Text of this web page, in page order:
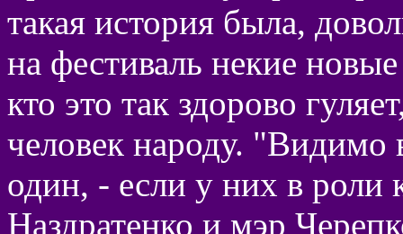
такая история была,
на фестиваль некие
кто это так здорово
человек народу. "Видимо
один, - если у них в роли
Наздратенко и мэр